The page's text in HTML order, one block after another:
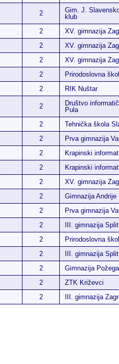
2
Gim. J.
klub
2
XV. gimnazija
2
XV. gimnazija
2
XV. gimnazija
2
Prirodoslovna
2 RIK Nuštar
2
Društvo
Pula
2
Tehnička škola
2
Prva gimnazija
2
Krapinski
2
Krapinski
2
XV. gimnazija
2
Gimnazija
2
Prva gimnazija
2
III. gimnazija Split
2
Prirodoslovna
2
III. gimnazija Split
2
Gimnazija Požega
2
ZTK Križevci
2 III. gimnazija